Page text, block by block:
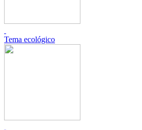
Tema ecológico